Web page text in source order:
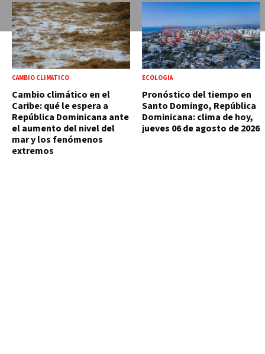
CAMBIO CLIMÁTICO
Cambio climático en el
Caribe: qué le espera a
República Dominicana ante
el aumento del nivel del
mar y los fenómenos
extremos
ECOLOGÍA
Pronóstico del tiempo en
Santo Domingo, República
Dominicana: clima de hoy,
jueves 06 de agosto de 2026